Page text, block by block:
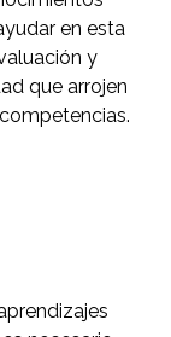
en esta
y
que arrojen